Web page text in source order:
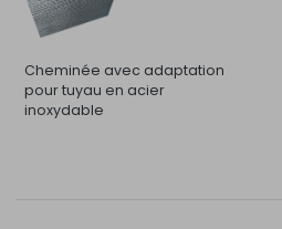
Cheminée avec adaptation
pour tuyau en acier
inoxydable